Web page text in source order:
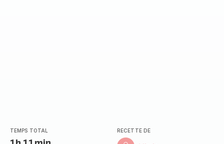
TEMPS TOTAL RECETTE DE